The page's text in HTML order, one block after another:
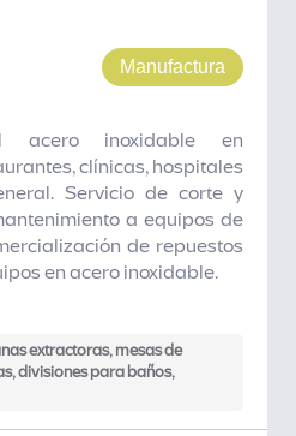
Manufactura
acero inoxidable en
clínicas, hospitales
Servicio de corte y
a equipos de
de repuestos
en acero inoxidable.
extractoras, mesas de
divisiones para baños,